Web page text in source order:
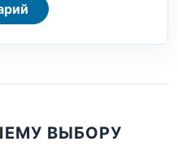
ВЫБОРУ